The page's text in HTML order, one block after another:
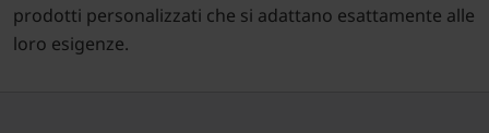
prodotti personalizzati che si adattano esattamente alle
loro esigenze.